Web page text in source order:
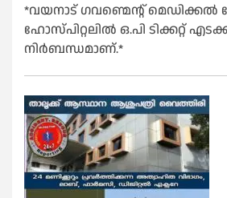
*വയനാട് ഗവണ്മെന്റ് മെഡിക്കൽ
ഹോസ്പിറ്റലിൽ ഒ.പി ടിക്കറ്റ്
നിർബന്ധമാണ്.*